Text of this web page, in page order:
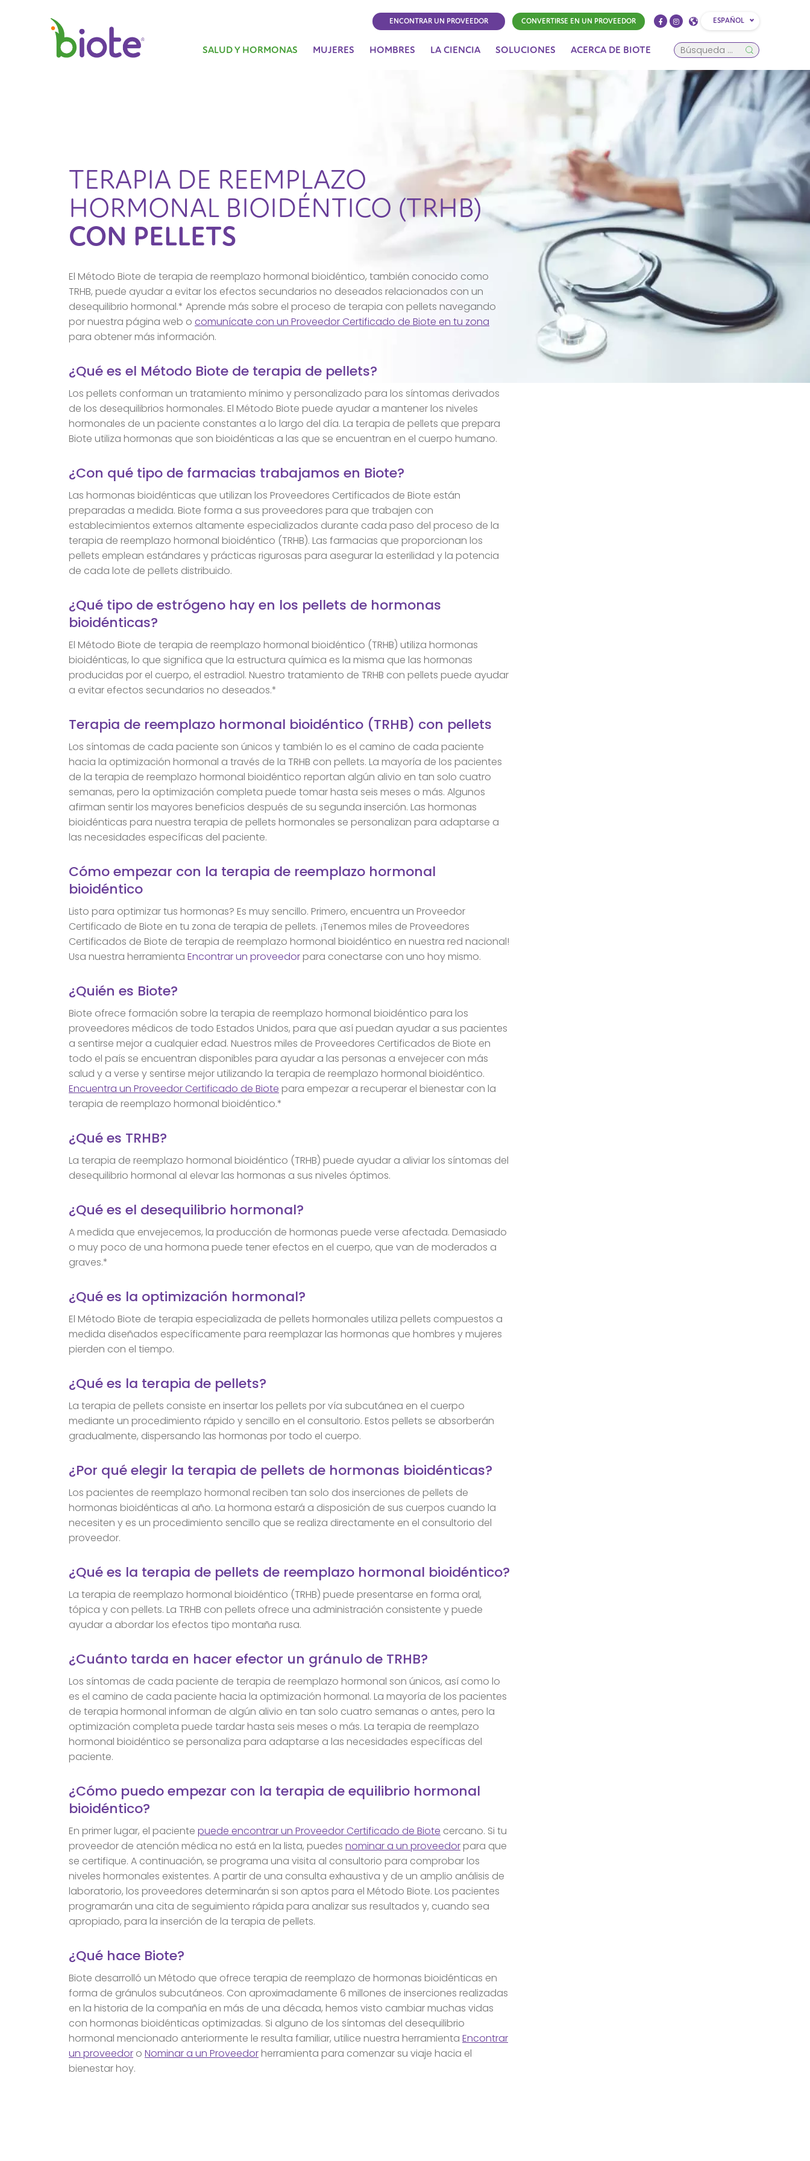
ENCONTRAR UN PROVEEDOR CONVERTIRSE EN UN PROVEEDOR ESPAÑOL
SALUD Y HORMONAS MUJERES HOMBRES LA CIENCIA SOLUCIONES ACERCA DE BIOTE
TERAPIA DE REEMPLAZO
HORMONAL BIOIDÉNTICO (TRHB)
CON PELLETS
El Método Biote de terapia de reemplazo hormonal bioidéntico, también conocido como
TRHB, puede ayudar a evitar los efectos secundarios no deseados relacionados con un
desequilibrio hormonal.* Aprende más sobre el proceso de terapia con pellets navegando
por nuestra página web o comunícate con un Proveedor Certificado de Biote en tu zona
para obtener más información.
¿Qué es el Método Biote de terapia de pellets?
Los pellets conforman un tratamiento mínimo y personalizado para los síntomas derivados
de los desequilibrios hormonales. El Método Biote puede ayudar a mantener los niveles
hormonales de un paciente constantes a lo largo del día. La terapia de pellets que prepara
Biote utiliza hormonas que son bioidénticas a las que se encuentran en el cuerpo humano.
¿Con qué tipo de farmacias trabajamos en Biote?
Las hormonas bioidénticas que utilizan los Proveedores Certificados de Biote están
preparadas a medida. Biote forma a sus proveedores para que trabajen con
establecimientos externos altamente especializados durante cada paso del proceso de la
terapia de reemplazo hormonal bioidéntico (TRHB). Las farmacias que proporcionan los
pellets emplean estándares y prácticas rigurosas para asegurar la esterilidad y la potencia
de cada lote de pellets distribuido.
¿Qué tipo de estrógeno hay en los pellets de hormonas
bioidénticas?
El Método Biote de terapia de reemplazo hormonal bioidéntico (TRHB) utiliza hormonas
bioidénticas, lo que significa que la estructura química es la misma que las hormonas
producidas por el cuerpo, el estradiol. Nuestro tratamiento de TRHB con pellets puede ayudar
a evitar efectos secundarios no deseados.*
Terapia de reemplazo hormonal bioidéntico (TRHB) con pellets
Los síntomas de cada paciente son únicos y también lo es el camino de cada paciente
hacia la optimización hormonal a través de la TRHB con pellets. La mayoría de los pacientes
de la terapia de reemplazo hormonal bioidéntico reportan algún alivio en tan solo cuatro
semanas, pero la optimización completa puede tomar hasta seis meses o más. Algunos
afirman sentir los mayores beneficios después de su segunda inserción. Las hormonas
bioidénticas para nuestra terapia de pellets hormonales se personalizan para adaptarse a
las necesidades específicas del paciente.
Cómo empezar con la terapia de reemplazo hormonal
bioidéntico
Listo para optimizar tus hormonas? Es muy sencillo. Primero, encuentra un Proveedor
Certificado de Biote en tu zona de terapia de pellets. ¡Tenemos miles de Proveedores
Certificados de Biote de terapia de reemplazo hormonal bioidéntico en nuestra red nacional!
Usa nuestra herramienta Encontrar un proveedor para conectarse con uno hoy mismo.
¿Quién es Biote?
Biote ofrece formación sobre la terapia de reemplazo hormonal bioidéntico para los
proveedores médicos de todo Estados Unidos, para que así puedan ayudar a sus pacientes
a sentirse mejor a cualquier edad. Nuestros miles de Proveedores Certificados de Biote en
todo el país se encuentran disponibles para ayudar a las personas a envejecer con más
salud y a verse y sentirse mejor utilizando la terapia de reemplazo hormonal bioidéntico.
Encuentra un Proveedor Certificado de Biote para empezar a recuperar el bienestar con la
terapia de reemplazo hormonal bioidéntico.*
¿Qué es TRHB?
La terapia de reemplazo hormonal bioidéntico (TRHB) puede ayudar a aliviar los síntomas del
desequilibrio hormonal al elevar las hormonas a sus niveles óptimos.
¿Qué es el desequilibrio hormonal?
A medida que envejecemos, la producción de hormonas puede verse afectada. Demasiado
o muy poco de una hormona puede tener efectos en el cuerpo, que van de moderados a
graves.*
¿Qué es la optimización hormonal?
El Método Biote de terapia especializada de pellets hormonales utiliza pellets compuestos a
medida diseñados específicamente para reemplazar las hormonas que hombres y mujeres
pierden con el tiempo.
¿Qué es la terapia de pellets?
La terapia de pellets consiste en insertar los pellets por vía subcutánea en el cuerpo
mediante un procedimiento rápido y sencillo en el consultorio. Estos pellets se absorberán
gradualmente, dispersando las hormonas por todo el cuerpo.
¿Por qué elegir la terapia de pellets de hormonas bioidénticas?
Los pacientes de reemplazo hormonal reciben tan solo dos inserciones de pellets de
hormonas bioidénticas al año. La hormona estará a disposición de sus cuerpos cuando la
necesiten y es un procedimiento sencillo que se realiza directamente en el consultorio del
proveedor.
¿Qué es la terapia de pellets de reemplazo hormonal bioidéntico?
La terapia de reemplazo hormonal bioidéntico (TRHB) puede presentarse en forma oral,
tópica y con pellets. La TRHB con pellets ofrece una administración consistente y puede
ayudar a abordar los efectos tipo montaña rusa.
¿Cuánto tarda en hacer efector un gránulo de TRHB?
Los síntomas de cada paciente de terapia de reemplazo hormonal son únicos, así como lo
es el camino de cada paciente hacia la optimización hormonal. La mayoría de los pacientes
de terapia hormonal informan de algún alivio en tan solo cuatro semanas o antes, pero la
optimización completa puede tardar hasta seis meses o más. La terapia de reemplazo
hormonal bioidéntico se personaliza para adaptarse a las necesidades específicas del
paciente.
¿Cómo puedo empezar con la terapia de equilibrio hormonal
bioidéntico?
En primer lugar, el paciente puede encontrar un Proveedor Certificado de Biote cercano. Si tu
proveedor de atención médica no está en la lista, puedes nominar a un proveedor para que
se certifique. A continuación, se programa una visita al consultorio para comprobar los
niveles hormonales existentes. A partir de una consulta exhaustiva y de un amplio análisis de
laboratorio, los proveedores determinarán si son aptos para el Método Biote. Los pacientes
programarán una cita de seguimiento rápida para analizar sus resultados y, cuando sea
apropiado, para la inserción de la terapia de pellets.
¿Qué hace Biote?
Biote desarrolló un Método que ofrece terapia de reemplazo de hormonas bioidénticas en
forma de gránulos subcutáneos. Con aproximadamente 6 millones de inserciones realizadas
en la historia de la compañía en más de una década, hemos visto cambiar muchas vidas
con hormonas bioidénticas optimizadas. Si alguno de los síntomas del desequilibrio
hormonal mencionado anteriormente le resulta familiar, utilice nuestra herramienta Encontrar
un proveedor o Nominar a un Proveedor herramienta para comenzar su viaje hacia el
bienestar hoy.